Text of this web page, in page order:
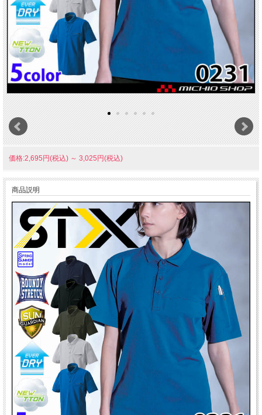
価格:2,695円(税込) ～ 3,025円(税込)
商品説明